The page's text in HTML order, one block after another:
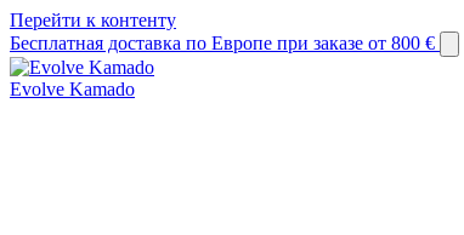
Перейти к контенту
Бесплатная доставка по Европе при заказе от 800 €
Evolve Kamado